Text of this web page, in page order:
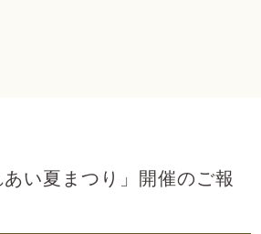
い夏まつり」開催のご報